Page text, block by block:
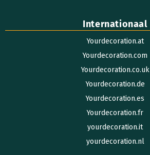
Internationaal
Yourdecoration.at
Yourdecoration.com
Yourdecoration.co.uk
Yourdecoration.de
Yourdecoration.es
Yourdecoration.fr
yourdecoration.it
yourdecoration.nl